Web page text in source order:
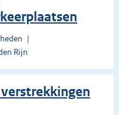
Rijn